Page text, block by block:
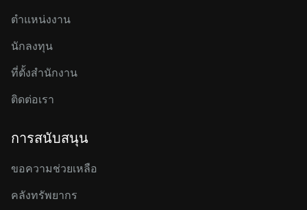
ตำแหน่งงาน
นักลงทุน
ที่ตั้งสำนักงาน
ติดต่อเรา
การสนับสนุน
ขอความช่วยเหลือ
คลังทรัพยากร